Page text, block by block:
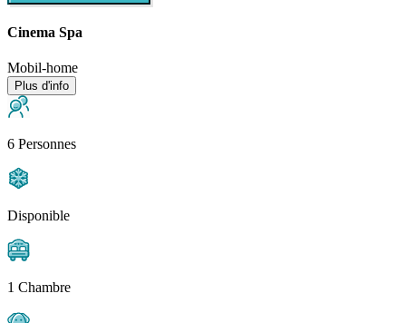
Cinema Spa
Mobil-home
Plus d'info
6 Personnes
Disponible
1 Chambre